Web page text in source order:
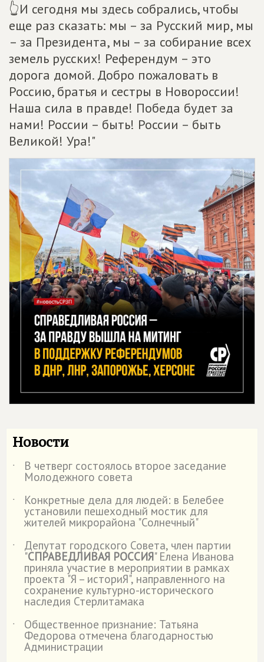
👆И сегодня мы здесь собрались, чтобы
еще раз сказать: мы – за Русский мир, мы
– за Президента, мы – за собирание всех
земель русских! Референдум – это
дорога домой. Добро пожаловать в
Россию, братья и сестры в Новороссии!
Наша сила в правде! Победа будет за
нами! России – быть! России – быть
Великой! Ура!"
Новости
˙ В четверг состоялось второе заседание
Молодежного совета
˙
Конкретные дела для людей: в Белебее
установили пешеходный мостик для
жителей микрорайона "Солнечный"
˙
Депутат городского Совета, член партии
"СПРАВЕДЛИВАЯ РОССИЯ" Елена Иванова
приняла участие в мероприятии в рамках
проекта "Я – историЯ", направленного на
сохранение культурно-исторического
наследия Стерлитамака
˙
Общественное признание: Татьяна
Федорова отмечена благодарностью
Администрации